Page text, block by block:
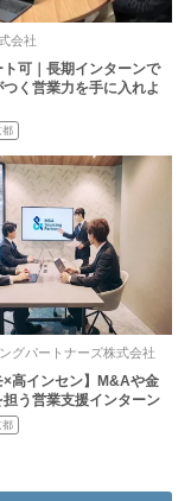
会社
ト可｜長期インターンで
く営業力を手に入れよ
都
グパートナーズ株式会社
×高インセン】M&Aや金
う営業支援インターン
都